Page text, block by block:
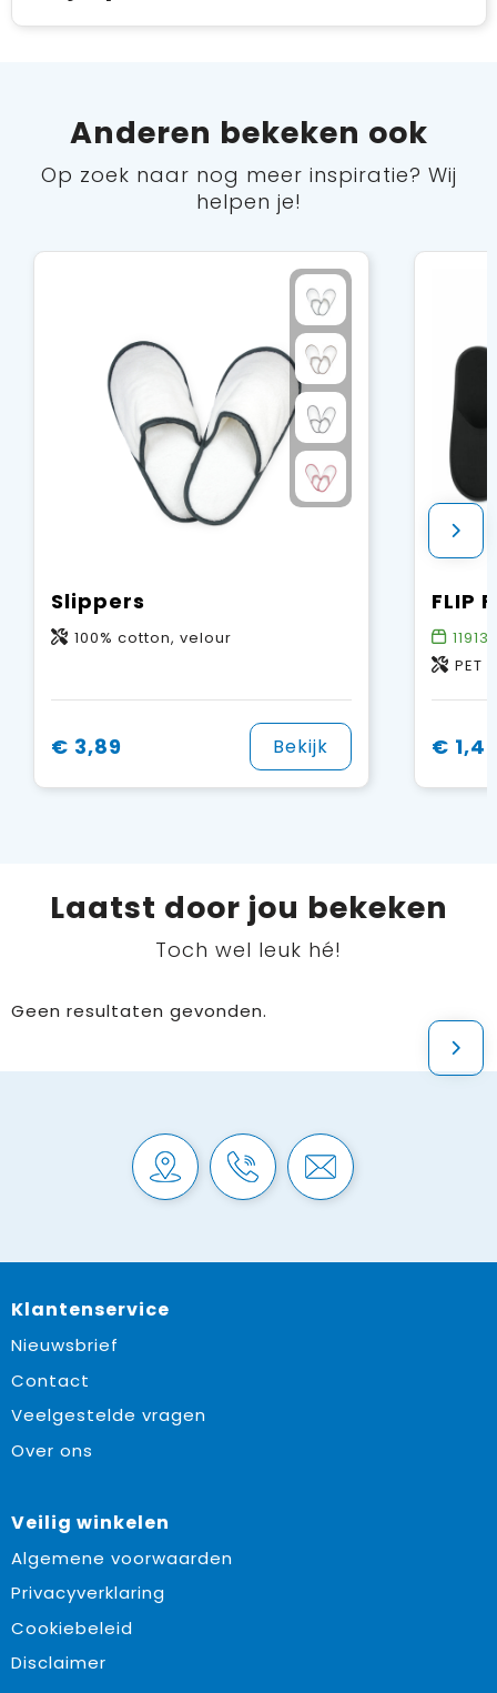
Anderen bekeken ook
Op zoek naar nog meer inspiratie? Wij
helpen je!
Slippers
100% cotton, velour
€ 3,89 Bekijk
11913
PET
€
Laatst door jou bekeken
Toch wel leuk hé!
Geen resultaten gevonden.
Klantenservice
Nieuwsbrief
Contact
Veelgestelde vragen
Over ons
Veilig winkelen
Algemene voorwaarden
Privacyverklaring
Cookiebeleid
Disclaimer